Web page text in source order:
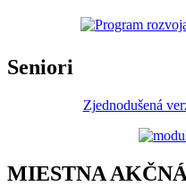
Seniori
Zjednodušená
MIESTNA